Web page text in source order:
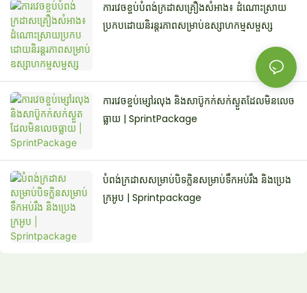
ការវេចខ្ចប់បំពង់ក្រដាសគ្រឿងសំអាង៖ ដំណោះស្រាយ
ប្រកបដោយនិរន្តរភាពសម្រាប់ឧស្សាហកម្មសម្ផស្ស
ការវេចខ្ចប់ម្សៅរលុង និងសាប៊ូកក់សក់ស្ងួតដែលមិនលេច
ធ្លាយ | SprintPackage
បំពង់ក្រដាសសម្រាប់បិទក្លិនសម្រាប់ទឹកអប់រឹង និងប្រេង
ក្រអូប | Sprintpackage